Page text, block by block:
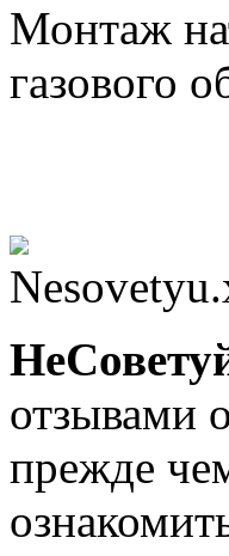
Монтаж
газового
Не
отзывами
прежде